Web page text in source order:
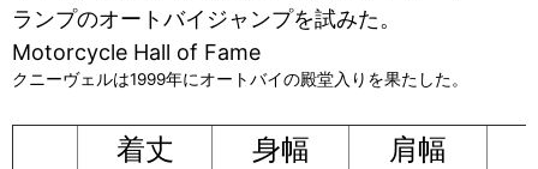
ランプのオートバイジャンプを試みた。
Motorcycle Hall of Fame
クニーヴェルは1999年にオートバイの殿堂入りを果たした。
着丈 身幅 肩幅